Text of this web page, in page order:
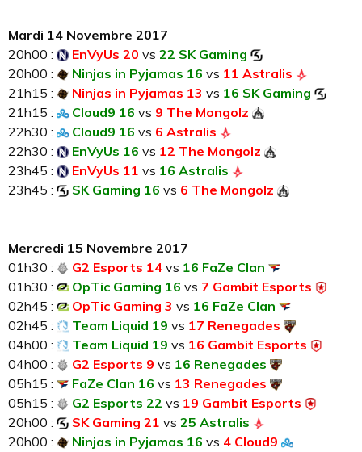
Mardi 14 Novembre 2017
20h00 :
EnVyUs 20 vs 22 SK Gaming
20h00 :
Ninjas in Pyjamas 16 vs 11 Astralis
21h15 :
Ninjas in Pyjamas 13 vs 16 SK Gaming
21h15 :
Cloud9 16 vs 9 The Mongolz
22h30 :
Cloud9 16 vs 6 Astralis
22h30 :
EnVyUs 16 vs 12 The Mongolz
23h45 :
EnVyUs 11 vs 16 Astralis
23h45 :
SK Gaming 16 vs 6 The Mongolz
Mercredi 15 Novembre 2017
01h30 :
G2 Esports 14 vs 16 FaZe Clan
01h30 :
OpTic Gaming 16 vs 7 Gambit Esports
02h45 :
OpTic Gaming 3 vs 16 FaZe Clan
02h45 :
Team Liquid 19 vs 17 Renegades
04h00 :
Team Liquid 19 vs 16 Gambit Esports
04h00 :
G2 Esports 9 vs 16 Renegades
05h15 :
FaZe Clan 16 vs 13 Renegades
05h15 :
G2 Esports 22 vs 19 Gambit Esports
20h00 :
SK Gaming 21 vs 25 Astralis
20h00 :
Ninjas in Pyjamas 16 vs 4 Cloud9